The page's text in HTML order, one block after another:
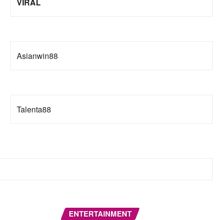
VIRAL
Asianwin88
Talenta88
ENTERTAINMENT